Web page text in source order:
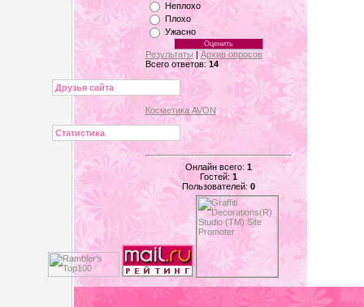
Неплохо
Плохо
Ужасно
Результаты
Архив опросов
Всего ответов: 14
Друзья сайта
Косметика AVON
Статистика
Онлайн всего: 1
Гостей: 1
Пользователей: 0